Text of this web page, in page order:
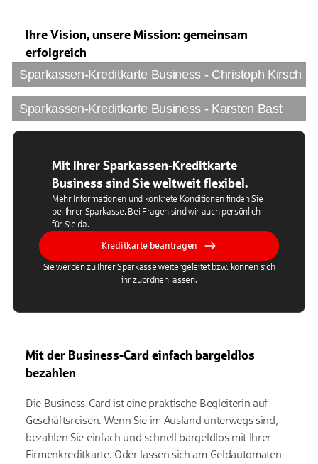
Ihre Vision, unsere Mission: gemeinsam
erfolgreich
Sparkassen-Kreditkarte Business - Christoph Kirsch
Sparkassen-Kreditkarte Business - Karsten Bast
Mit Ihrer Sparkassen-Kreditkarte
Business sind Sie weltweit flexibel.
Mehr Informationen und konkrete Konditionen finden Sie
bei Ihrer Sparkasse. Bei Fragen sind wir auch persönlich
für Sie da.
Kreditkarte beantragen
Sie werden zu Ihrer Sparkasse weitergeleitet bzw. können sich
ihr zuordnen lassen.
Mit der Business-Card einfach bargeldlos
bezahlen
Die Business-Card ist eine praktische Begleiterin auf
Geschäftsreisen. Wenn Sie im Ausland unterwegs sind,
bezahlen Sie einfach und schnell bargeldlos mit Ihrer
Firmenkreditkarte. Oder lassen sich am Geldautomaten